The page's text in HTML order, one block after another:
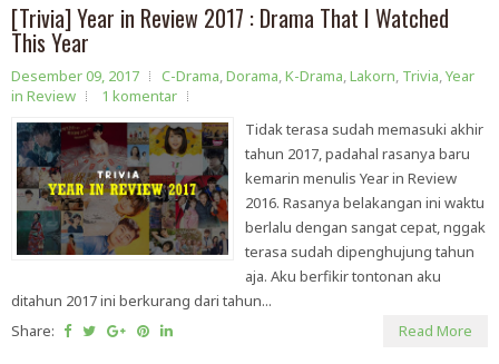
[Trivia] Year in Review 2017 : Drama That I Watched
This Year
Desember 09, 2017 C-Drama,Dorama,K-Drama,Lakorn, Trivia,Year
in Review
1 komentar
Tidak terasa sudah memasuki akhir
tahun 2017, padahal rasanya baru
kemarin menulis Year in Review
2016. Rasanya belakangan ini waktu
berlalu dengan sangat cepat, nggak
terasa sudah dipenghujung tahun
aja. Aku berfikir tontonan aku
ditahun 2017 ini berkurang dari tahun...
Share:
Read More